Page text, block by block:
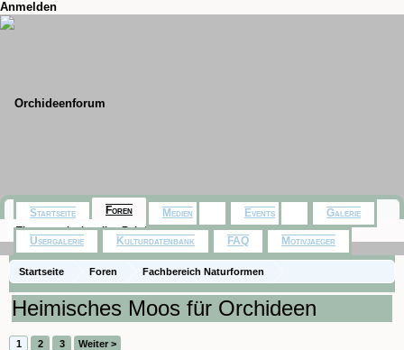
Anmelden
Startseite Foren
Fachbereich Naturformen
Rund um die Pflege
Heimisches Moos für Orchideen
1 2 3 Weiter >
Startseite Foren
Themen mit aktuellen Beiträgen
Medien Events Galerie
Usergalerie Kulturdatenbank FAQ Motivjaeger